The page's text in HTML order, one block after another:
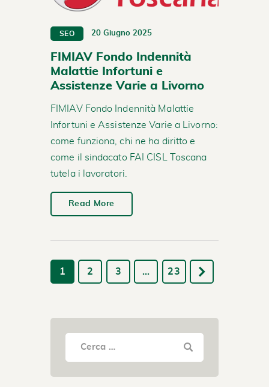
SEO 20 Giugno 2025
FIMIAV Fondo Indennità
Malattie Infortuni e
Assistenze Varie a Livorno
FIMIAV Fondo Indennità Malattie
Infortuni e Assistenze Varie a Livorno:
come funziona, chi ne ha diritto e
come il sindacato FAI CISL Toscana
tutela i lavoratori.
Read More
1 2 3 … 23